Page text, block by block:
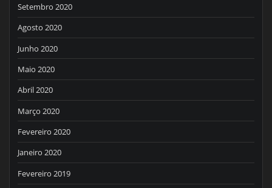
Setembro 2020
Agosto 2020
Junho 2020
Maio 2020
Abril 2020
Março 2020
Fevereiro 2020
Janeiro 2020
Fevereiro 2019